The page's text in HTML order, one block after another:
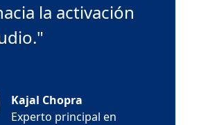
la activación
Kajal Chopra
Experto principal en